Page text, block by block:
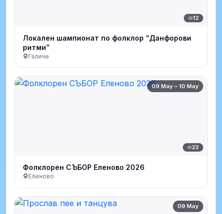
12
Локален шампионат по фолклор “Данфорови
ритми”
Галиче
09 May – 10 May
23
Фолклорен СЪБОР Еленово 2026
Еленово
09 May